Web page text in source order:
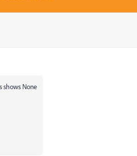
shows None